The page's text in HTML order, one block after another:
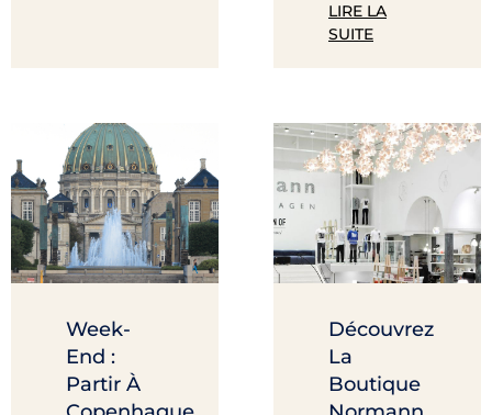
LIRE LA
SUITE
Week-
End :
Partir À
Découvrez
La
Boutique